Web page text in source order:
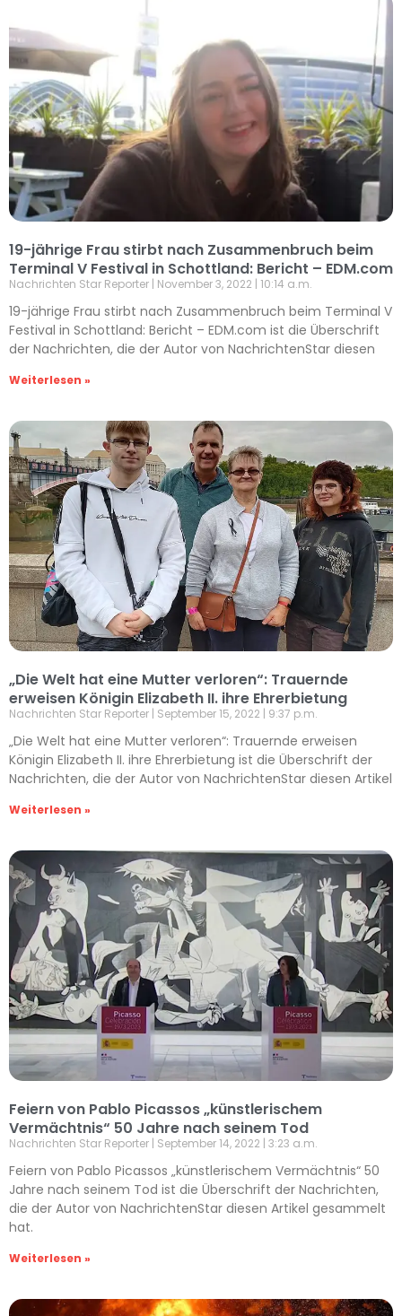
19-jährige Frau stirbt nach Zusammenbruch beim
Terminal V Festival in Schottland: Bericht – EDM.com
Nachrichten Star Reporter November 3, 2022 10:14 a.m.
19-jährige Frau stirbt nach Zusammenbruch beim Terminal V
Festival in Schottland: Bericht – EDM.com ist die Überschrift
der Nachrichten, die der Autor von NachrichtenStar diesen
Weiterlesen »
„Die Welt hat eine Mutter verloren“: Trauernde
erweisen Königin Elizabeth II. ihre Ehrerbietung
Nachrichten Star Reporter September 15, 2022 9:37 p.m.
„Die Welt hat eine Mutter verloren“: Trauernde erweisen
Königin Elizabeth II. ihre Ehrerbietung ist die Überschrift der
Nachrichten, die der Autor von NachrichtenStar diesen Artikel
Weiterlesen »
Feiern von Pablo Picassos „künstlerischem
Vermächtnis“ 50 Jahre nach seinem Tod
Nachrichten Star Reporter September 14, 2022 3:23 a.m.
Feiern von Pablo Picassos „künstlerischem Vermächtnis“ 50
Jahre nach seinem Tod ist die Überschrift der Nachrichten,
die der Autor von NachrichtenStar diesen Artikel gesammelt
hat.
Weiterlesen »